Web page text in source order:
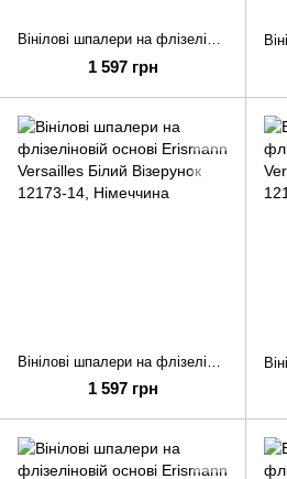
Вінілові шпалери на флізеліновій основі Erismann Versailles Чорний Однотон 12172-15
1 597 грн
1 597 грн